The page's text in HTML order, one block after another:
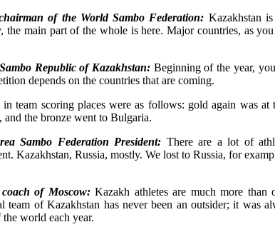
of the World Sambo Federation: Kazakhstan
the main part of the whole is here. Major countries, as
Republic of Kazakhstan: Beginning of the year,
depends on the countries that are coming.
team scoring places were as follows: gold again was at
and the bronze went to Bulgaria.
Sambo Federation President: There are a lot of
Kazakhstan, Russia, mostly. We lost to Russia, for
of Moscow:Kazakh athletes are much more
team of Kazakhstan has never been an outsider; it was
world each year.